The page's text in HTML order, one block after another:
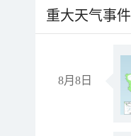
重大天气事件
8月8日